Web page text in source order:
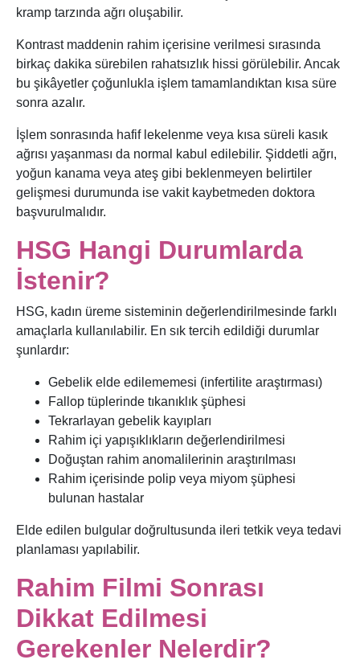
kramp tarzında ağrı oluşabilir.
Kontrast maddenin rahim içerisine verilmesi sırasında
birkaç dakika sürebilen rahatsızlık hissi görülebilir. Ancak
bu şikâyetler çoğunlukla işlem tamamlandıktan kısa süre
sonra azalır.
İşlem sonrasında hafif lekelenme veya kısa süreli kasık
ağrısı yaşanması da normal kabul edilebilir. Şiddetli ağrı,
yoğun kanama veya ateş gibi beklenmeyen belirtiler
gelişmesi durumunda ise vakit kaybetmeden doktora
başvurulmalıdır.
HSG Hangi Durumlarda
İstenir?
HSG, kadın üreme sisteminin değerlendirilmesinde farklı
amaçlarla kullanılabilir. En sık tercih edildiği durumlar
şunlardır:
Gebelik elde edilememesi (infertilite araştırması)
Fallop tüplerinde tıkanıklık şüphesi
Tekrarlayan gebelik kayıpları
Rahim içi yapışıklıkların değerlendirilmesi
Doğuştan rahim anomalilerinin araştırılması
Rahim içerisinde polip veya miyom şüphesi
bulunan hastalar
Elde edilen bulgular doğrultusunda ileri tetkik veya tedavi
planlaması yapılabilir.
Rahim Filmi Sonrası
Dikkat Edilmesi
Gerekenler Nelerdir?